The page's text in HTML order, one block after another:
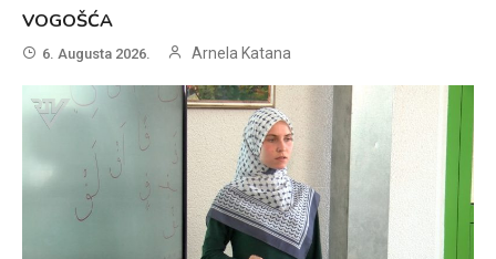
VOGOŠĆA
6. Augusta 2026. Arnela Katana